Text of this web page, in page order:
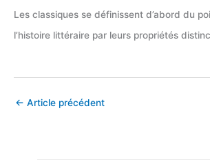
Les classiques se définissent d’abord du
l’histoire littéraire par leurs propriétés
← Article précédent